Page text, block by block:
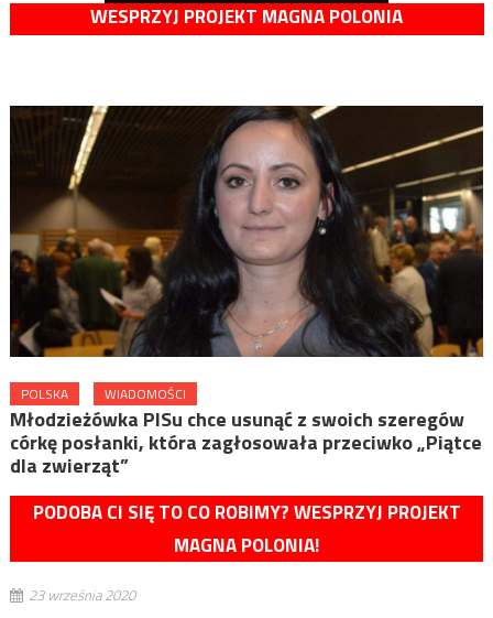
WESPRZYJ PROJEKT MAGNA POLONIA
POLSKA WIADOMOŚCI
Młodzieżówka PISu chce usunąć z swoich szeregów
córkę posłanki, która zagłosowała przeciwko „Piątce
dla zwierząt”
PODOBA CI SIĘ TO CO ROBIMY? WESPRZYJ PROJEKT
MAGNA POLONIA!
23 września 2020